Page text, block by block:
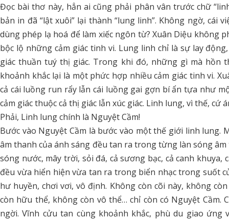
Đọc bài thơ này, hẳn ai cũng phải phân vân trước chữ
bản in đã “lật xuôi” lại thành “lung linh”. Không ngờ, cái
dùng phép lạ hoá để làm xiếc ngôn từ? Xuân Diệu không
bộc lộ những cảm giác tinh vi. Lung linh chỉ là sự lay
giác thuần tuý thị giác. Trong khi đó, những gì mà hồn
khoảnh khắc lại là một phức hợp nhiều cảm giác tinh vi.
cả cái luồng run rẩy lẫn cái luồng gai gợn bí ẩn tựa như
cảm giác thuộc cả thị giác lẫn xúc giác. Linh lung, vì thế, cứ
Phải, Linh lung chính là Nguyệt Cầm!
Bước vào Nguyệt Cầm là bước vào một thế giới linh lung.
âm thanh của ánh sáng đều tan ra trong từng làn sóng
sóng nước, mây trời, sỏi đá, cả sương bạc, cả canh
đều vừa hiển hiện vừa tan ra trong biển nhạc trong suốt
hư huyền, chơi vơi, vô định. Không còn cõi này, không
còn hữu thể, không còn vô thể… chỉ còn có Nguyệt
ngời. Vĩnh cửu tan cùng khoảnh khắc, phù du giao